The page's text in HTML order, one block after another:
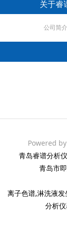
关于睿
公司简介
Powered by
青岛睿谱分析
青岛市
离子色谱,淋洗液
分析